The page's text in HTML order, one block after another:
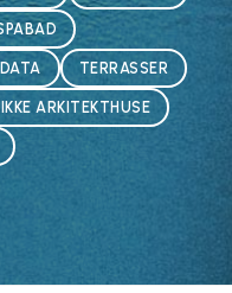
TERRASSER
ARKITEKTHUSE